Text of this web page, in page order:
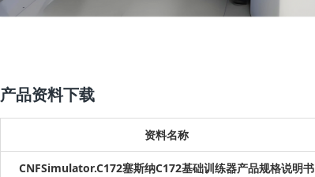
产品资料下载
资料名称
CNFSimulator.C172塞斯纳C172基础训练器产品规格说明书